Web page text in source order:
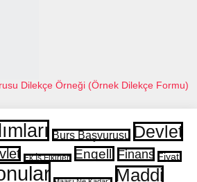
Dilekçe Örneği (Örnek Dilekçe Formu)
Burs Başvurusu Devlet
Ek İş Fikirleri Engelli Finans Fiyatı
Maddi